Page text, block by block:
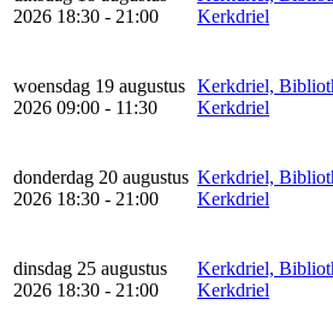
2026 18:30 - 21:00
Kerkdriel
woensdag 19 augustus
2026 09:00 - 11:30
Kerkdriel,
Kerkdriel
donderdag 20 augustus
2026 18:30 - 21:00
Kerkdriel,
Kerkdriel
dinsdag 25 augustus
2026 18:30 - 21:00
Kerkdriel,
Kerkdriel